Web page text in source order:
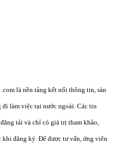
là nền tảng kết nối thông tin, sàn
làm việc tại nước ngoài. Các tin
tải và chỉ có giá trị tham khảo,
đăng ký. Để được tư vấn, ứng viên